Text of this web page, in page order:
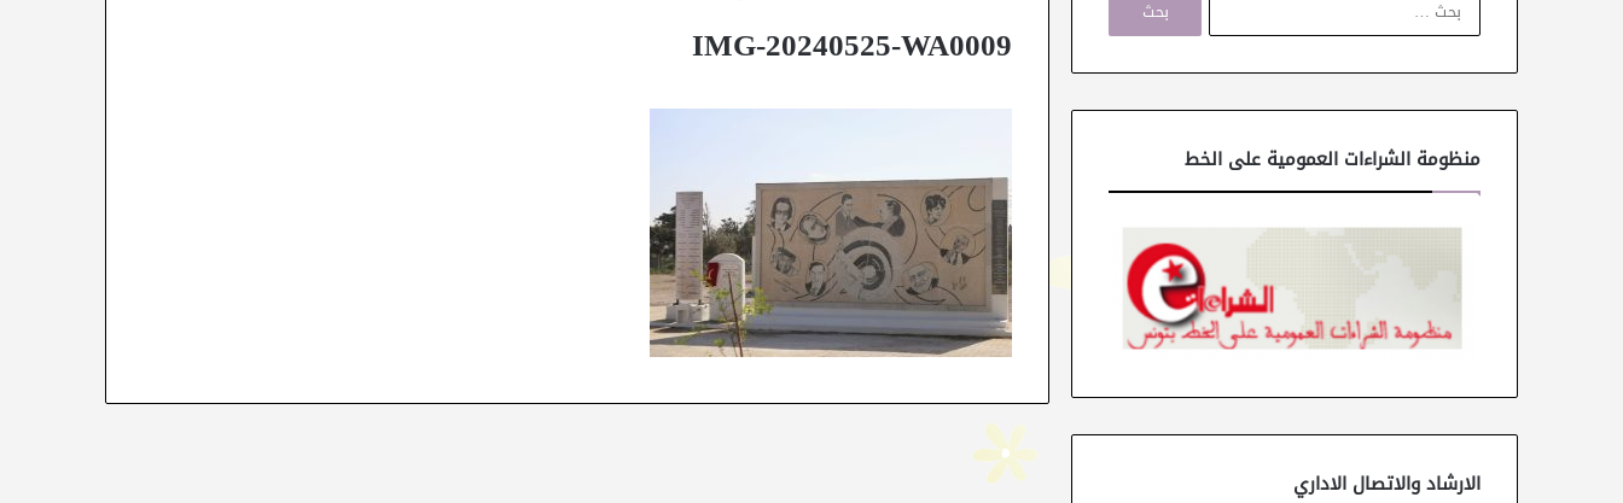
IMG-20240525-WA0009
ح
ن
منظومة الشراءات العمومية على الخط
الارشاد والاتصال الاداري